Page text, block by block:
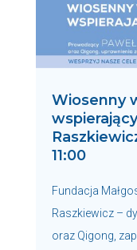
Wiosenny
11:00
Fundacja
Raszkiewicz –
oraz Qigong,